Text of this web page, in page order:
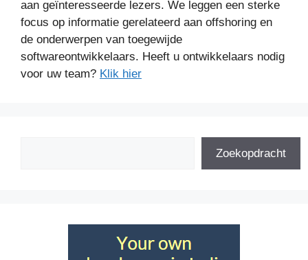
aan geïnteresseerde lezers. We leggen een sterke
focus op informatie gerelateerd aan offshoring en
de onderwerpen van toegewijde
softwareontwikkelaars. Heeft u ontwikkelaars nodig
voor uw team? Klik hier
Zoekopdracht